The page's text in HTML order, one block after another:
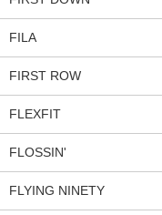
FILA
FIRST ROW
FLEXFIT
FLOSSIN'
FLYING NINETY